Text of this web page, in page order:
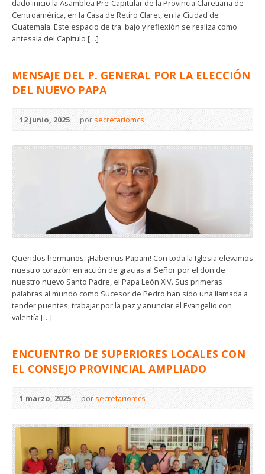
dado inicio la Asamblea Pre-Capitular de la Provincia Claretiana de
Centroamérica, en la Casa de Retiro Claret, en la Ciudad de
Guatemala. Este espacio de tra bajo y reflexión se realiza como
antesala del Capítulo […]
MENSAJE DEL P. GENERAL POR LA ELECCIÓN
DEL NUEVO PAPA
12 junio, 2025 porsecretariomcs
Queridos hermanos: ¡Habemus Papam! Con toda la Iglesia elevamos
nuestro corazón en acción de gracias al Señor por el don de
nuestro nuevo Santo Padre, el Papa León XIV. Sus primeras
palabras al mundo como Sucesor de Pedro han sido una llamada a
tender puentes, trabajar por la paz y anunciar el Evangelio con
valentía […]
ENCUENTRO DE SUPERIORES LOCALES CON
EL CONSEJO PROVINCIAL AMPLIADO
1 marzo, 2025 por secretariomcs